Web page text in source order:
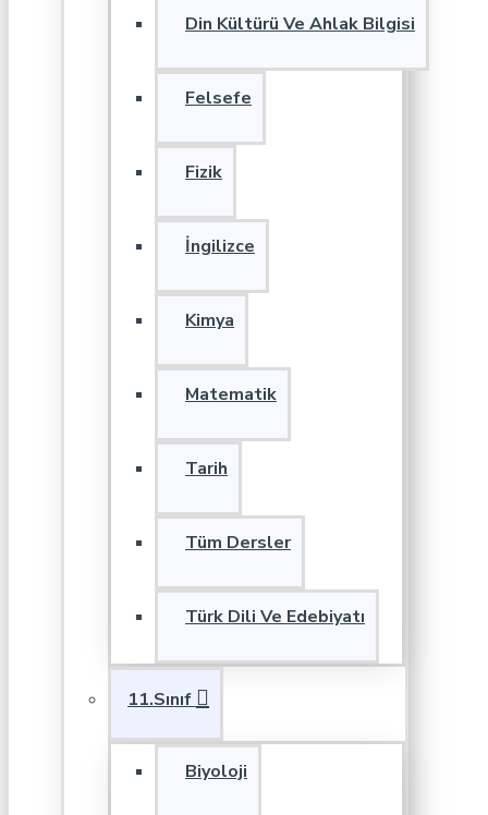
Din Kültürü Ve Ahlak Bilgisi
Felsefe
Fizik
İngilizce
Kimya
Matematik
Tarih
Tüm Dersler
Türk Dili Ve Edebiyatı
11.Sınıf
Biyoloji